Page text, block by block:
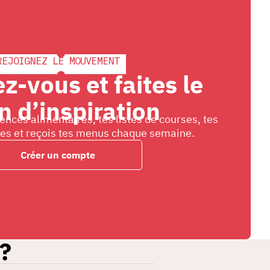
LE MOUVEMENT
vous et faites le
d’inspiration
alimentaires, tes listes de courses, tes
et reçois tes menus chaque semaine.
Créer un compte